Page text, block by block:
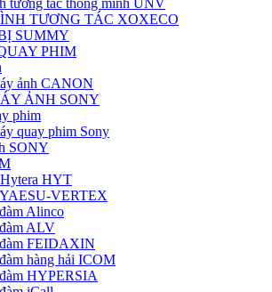
TƯƠNG TÁC XOXECO
SUMMY
PHIM
ảnh CANON
ẢNH SONY
phim
quay phim Sony
SONY
HYT
VERTEX
Alinco
ALV
FEIDAXIN
hàng hải ICOM
HYPERSIA